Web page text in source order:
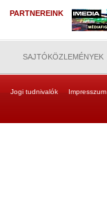
PARTNEREINK
SAJTÓKÖZLEMÉNYEK
Jogi tudnivalók Impresszum